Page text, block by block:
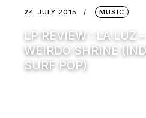
24 JULY 2015 MUSIC
LP REVIEW : LA LUZ –
WEIRDO SHRINE
SURF POP)